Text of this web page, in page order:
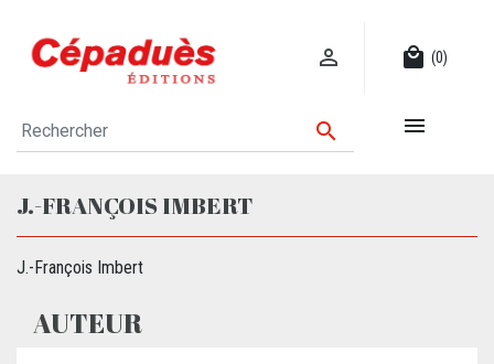
 local_mall (0)
 
J.-FRANÇOIS IMBERT
J.-François Imbert
AUTEUR